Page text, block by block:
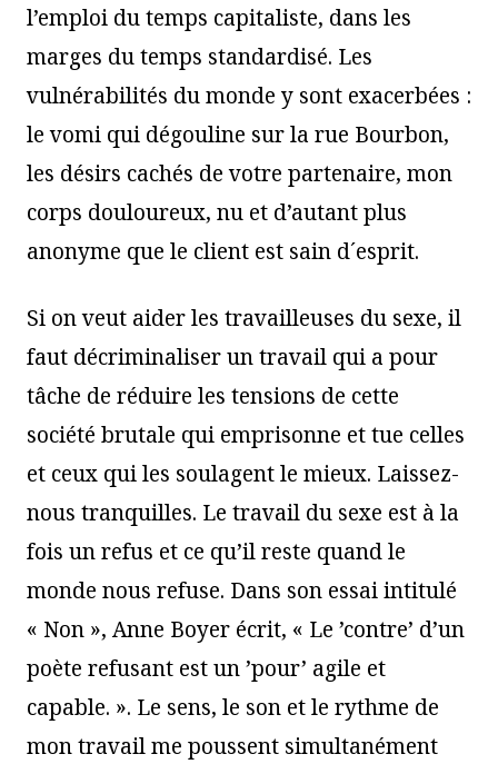
l’emploi du temps capitaliste, dans les
marges du temps standardisé. Les
vulnérabilités du monde y sont exacerbées :
le vomi qui dégouline sur la rue Bourbon,
les désirs cachés de votre partenaire, mon
corps douloureux, nu et d’autant plus
anonyme que le client est sain d´esprit.
Si on veut aider les travailleuses du sexe, il
faut décriminaliser un travail qui a pour
tâche de réduire les tensions de cette
société brutale qui emprisonne et tue celles
et ceux qui les soulagent le mieux. Laissez-
nous tranquilles. Le travail du sexe est à la
fois un refus et ce qu’il reste quand le
monde nous refuse. Dans son essai intitulé
« Non », Anne Boyer écrit, « Le ’contre’ d’un
poète refusant est un ’pour’ agile et
capable. ». Le sens, le son et le rythme de
mon travail me poussent simultanément